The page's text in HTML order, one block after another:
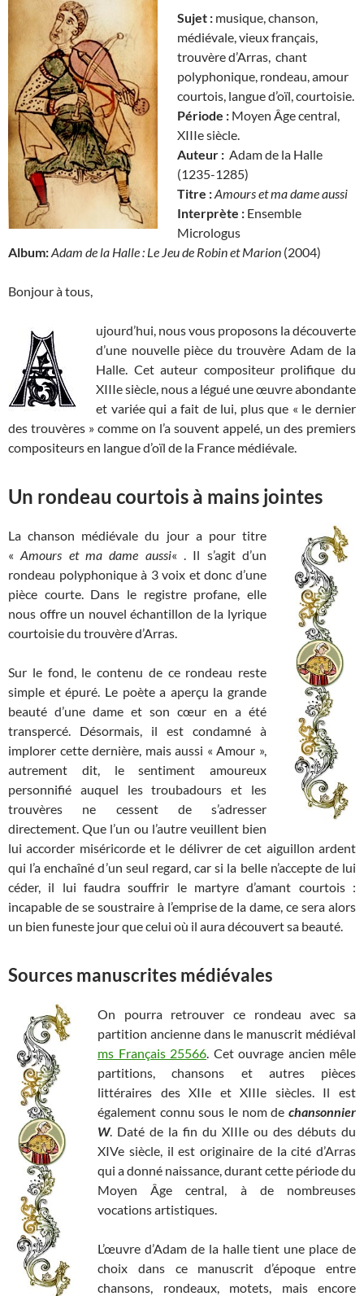
Sujet : musique, chanson,
médiévale, vieux français,
trouvère d’Arras, chant
polyphonique, rondeau, amour
courtois, langue d’oïl, courtoisie.
Période : Moyen Âge central,
XIIIe siècle.
Auteur : Adam de la Halle
(1235-1285)
Titre :Amours et ma dame aussi
Interprète : Ensemble
Micrologus
Album:Adam de la Halle : Le Jeu de Robin et Marion (2004)
Bonjour à tous,
ujourd’hui, nous vous proposons la découverte
d’une nouvelle pièce du trouvère Adam de la
Halle. Cet auteur compositeur prolifique du
XIIIe siècle, nous a légué une œuvre abondante
et variée qui a fait de lui, plus que « le dernier
des trouvères » comme on l’a souvent appelé, un des premiers
compositeurs en langue d’oïl de la France médiévale.
Un rondeau courtois à mains jointes
La chanson médiévale du jour a pour titre
«Amours et ma dame aussi« . Il s’agit d’un
rondeau polyphonique à 3 voix et donc d’une
pièce courte. Dans le registre profane, elle
nous offre un nouvel échantillon de la lyrique
courtoisie du trouvère d’Arras.
Sur le fond, le contenu de ce rondeau reste
simple et épuré. Le poète a aperçu la grande
beauté d’une dame et son cœur en a été
transpercé. Désormais, il est condamné à
implorer cette dernière, mais aussi « Amour »,
autrement dit, le sentiment amoureux
personnifié auquel les troubadours et les
trouvères ne cessent de s’adresser
directement. Que l’un ou l’autre veuillent bien
lui accorder miséricorde et le délivrer de cet aiguillon ardent
qui l’a enchaîné d’un seul regard, car si la belle n’accepte de lui
céder, il lui faudra souffrir le martyre d’amant courtois :
incapable de se soustraire à l’emprise de la dame, ce sera alors
un bien funeste jour que celui où il aura découvert sa beauté.
Sources manuscrites médiévales
On pourra retrouver ce rondeau avec sa
partition ancienne dans le manuscrit médiéval
ms Français 25566. Cet ouvrage ancien mêle
partitions, chansons et autres pièces
littéraires des XIIe et XIIIe siècles. Il est
également connu sous le nom de chansonnier
W. Daté de la fin du XIIIe ou des débuts du
XIVe siècle, il est originaire de la cité d’Arras
qui a donné naissance, durant cette période du
Moyen Âge central, à de nombreuses
vocations artistiques.
L’œuvre d’Adam de la halle tient une place de
choix dans ce manuscrit d’époque entre
chansons, rondeaux, motets, mais encore